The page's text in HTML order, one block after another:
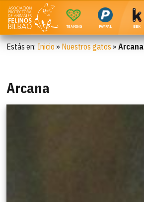
TEAMING PAYPAL BBK
Estás en: Inicio » Nuestros gatos »Arcana
Arcana